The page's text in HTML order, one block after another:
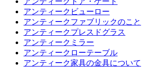
アンティークビューロー
アンティークファブリックのこと
アンティークプレスドグラス
アンティークミラー
アンティークローテーブル
アンティーク家具の金具について